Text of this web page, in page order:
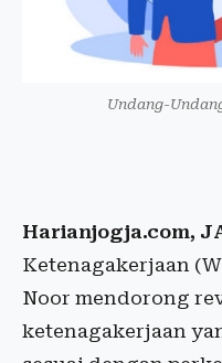
Undang-
Harianjogja.com,
Ketenagakerjaan
Noor mendorong
ketenagakerjaan